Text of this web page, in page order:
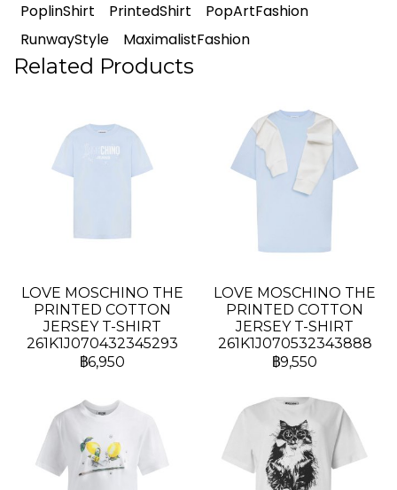
PoplinShirt
PrintedShirt
PopArtFashion
RunwayStyle
MaximalistFashion
Related Products
LOVE MOSCHINO THE
PRINTED COTTON
JERSEY T-SHIRT
261K1J070432345293
฿6,950
LOVE MOSCHINO THE
PRINTED COTTON
JERSEY T-SHIRT
261K1J070532343888
฿9,550